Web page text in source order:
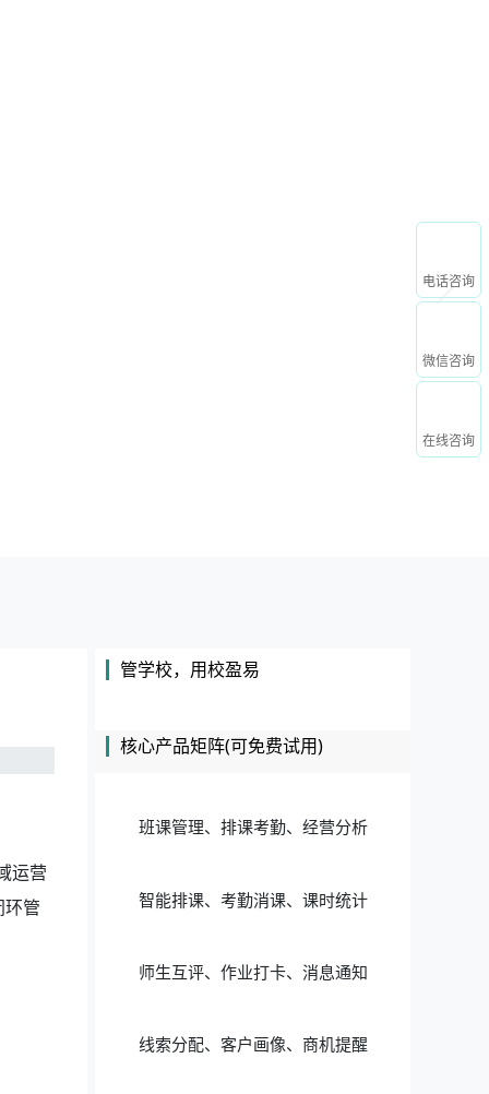
运营
管
管学校，用校盈易
核心产品矩阵(可免费试用)
班课管理、排课考勤、经营分析
智能排课、考勤消课、课时统计
师生互评、作业打卡、消息通知
线索分配、客户画像、商机提醒
电话咨询
微信咨询
在线咨询